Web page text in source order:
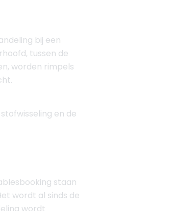
bij een
tussen de
worden rimpels
en de
staan
wordt al sinds de